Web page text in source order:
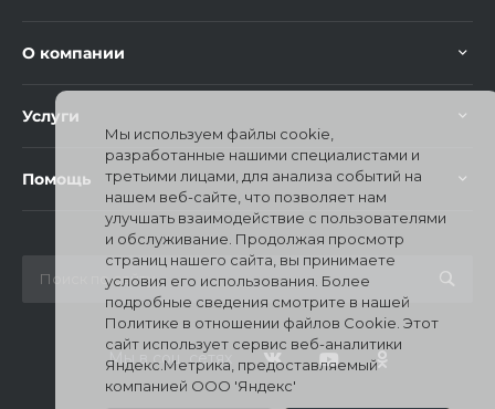
О компании
Услуги
Помощь
Мы в соц. сетях
Мы используем файлы cookie,
разработанные нашими специалистами и
третьими лицами, для анализа событий на
нашем веб-сайте, что позволяет нам
улучшать взаимодействие с пользователями
и обслуживание. Продолжая просмотр
страниц нашего сайта, вы принимаете
условия его использования. Более
подробные сведения смотрите в нашей
Политике в отношении файлов Cookie. Этот
сайт использует сервис веб-аналитики
Яндекс.Метрика, предоставляемый
компанией ООО 'Яндекс'